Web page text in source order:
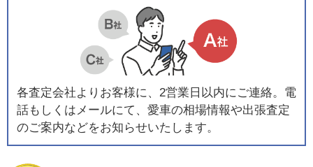
各査定会社よりお客様に、2営業日以内にご連絡。電
話もしくはメールにて、愛車の相場情報や出張査定
のご案内などをお知らせいたします。